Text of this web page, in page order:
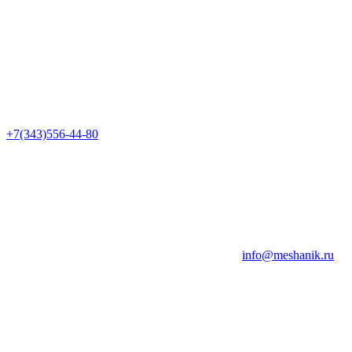
+7(343)556-44-80
info@meshanik.ru